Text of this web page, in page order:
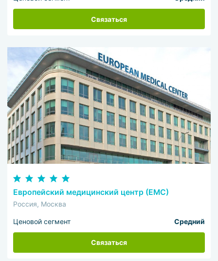
Связаться
Европейский медицинский центр (ЕМС)
Россия, Москва
Ценовой сегмент Средний
Связаться